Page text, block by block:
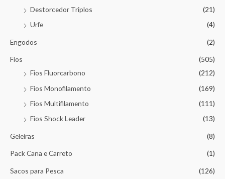
Destorcedor Triplos
(21)
Urfe
(4)
Engodos (2)
Fios
(505)
Fios Fluorcarbono
(212)
Fios Monofilamento
(169)
Fios Multifilamento
(111)
Fios Shock Leader
(13)
Geleiras (8)
Pack Cana e Carreto (1)
Sacos para Pesca
(126)